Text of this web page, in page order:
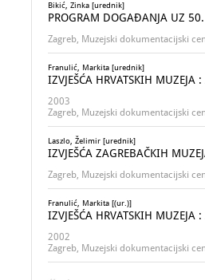
Bikić, Zinka [urednik]
PROGRAM DOGAĐANJA UZ
Zagreb, Muzejski dokumentacijski
Franulić, Markita [urednik]
IZVJEŠĆA HRVATSKIH MUZEJA
2003
Zagreb, Muzejski dokumentacijski
Laszlo, Želimir [urednik]
IZVJEŠĆA ZAGREBAČKIH
Zagreb, Muzejski dokumentacijski
Franulić, Markita [(ur.)]
IZVJEŠĆA HRVATSKIH MUZEJA
2002
Zagreb, Muzejski dokumentacijski